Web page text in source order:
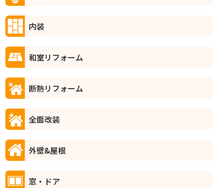
内装
和室リフォーム
断熱リフォーム
全面改装
外壁&屋根
窓・ドア